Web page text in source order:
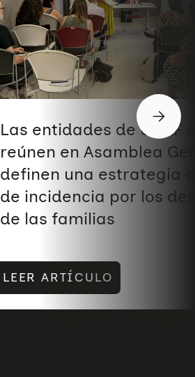
Las entidades de UNAF
reúnen en Asamblea
definen una estrategia
de incidencia por los
de las familias
LEER ARTÍCULO